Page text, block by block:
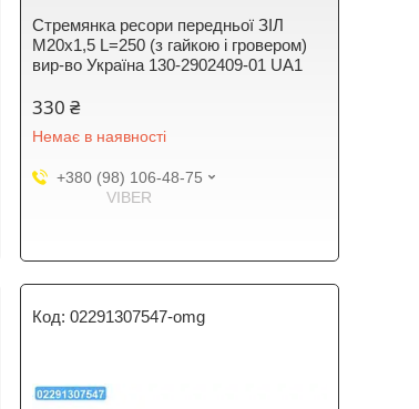
Стремянка ресори передньої ЗІЛ
М20х1,5 L=250 (з гайкою і гровером)
вир-во Україна 130-2902409-01 UA1
330 ₴
Немає в наявності
+380 (98) 106-48-75
VIBER
02291307547-omg